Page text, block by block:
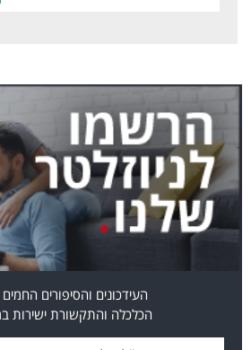
העידכונים והסיפורים
הכלכלה והתקשורת ישירות